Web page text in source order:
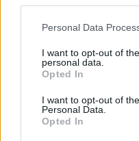
Personal Data
I want to opt-out of
personal data.
Opted In
I want to opt-out of
Personal Data.
Opted In
Πελοπόννησος
Καθαρισμός του
Επισήμανση προς